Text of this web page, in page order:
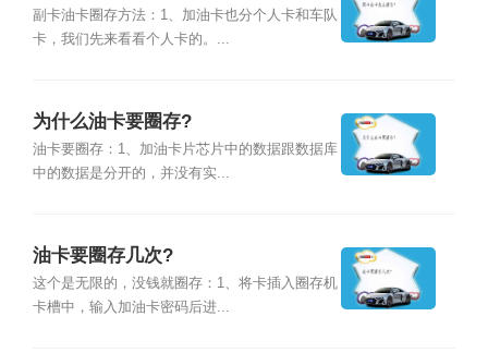
副卡油卡圈存方法：1、加油卡也分个人卡和车队
卡，我们先来看看个人卡的。...
为什么油卡要圈存?
油卡要圈存：1、加油卡片芯片中的数据跟数据库
中的数据是分开的，并没有实...
油卡要圈存几次?
这个是无限的，没钱就圈存：1、将卡插入圈存机
卡槽中，输入加油卡密码后进...